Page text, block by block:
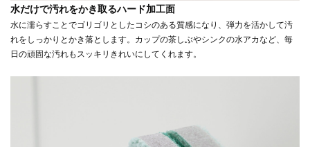
水だけで汚れをかき取るハード加工面
水に濡らすことでゴリゴリとしたコシのある質感になり、弾力を活かして汚
れをしっかりとかき落とします。カップの茶しぶやシンクの水アカなど、毎
日の頑固な汚れもスッキリきれいにしてくれます。